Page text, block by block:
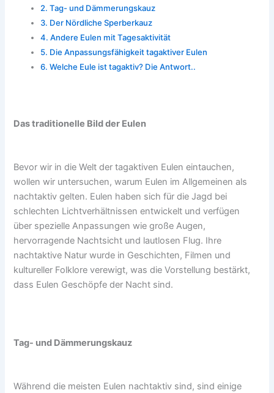
Tag- und Dämmerungskauz
Der Nördliche Sperberkauz
Andere Eulen mit Tagesaktivität
Die Anpassungsfähigkeit tagaktiver Eulen
Welche Eule ist tagaktiv? Die Antwort..
Das traditionelle Bild der Eulen
Bevor wir in die Welt der tagaktiven Eulen eintauchen,
wollen wir untersuchen, warum Eulen im Allgemeinen als
nachtaktiv gelten. Eulen haben sich für die Jagd bei
schlechten Lichtverhältnissen entwickelt und verfügen
über spezielle Anpassungen wie große Augen,
hervorragende Nachtsicht und lautlosen Flug. Ihre
nachtaktive Natur wurde in Geschichten, Filmen und
kultureller Folklore verewigt, was die Vorstellung bestärkt,
dass Eulen Geschöpfe der Nacht sind.
Tag- und Dämmerungskauz
Während die meisten Eulen nachtaktiv sind, sind einige